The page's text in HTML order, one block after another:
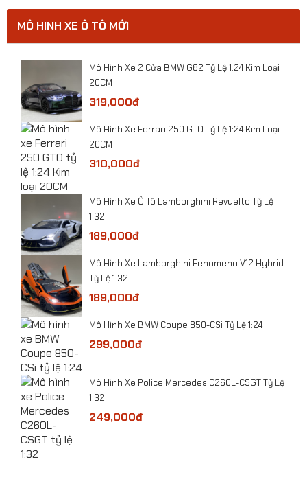
Mô hình xe Bugatti Altlantic Concept tỷ lệ 1:32
Mô hình xe Bugatti Altlantic Concept tỷ lệ 1:32
MÔ HINH XE Ô TÔ MỚI
​Mô Hình Xe 2 Cửa BMW G82 Tỷ Lệ 1:24 Kim Loại
20CM
319,000đ
​Mô Hình Xe Ferrari 250 GTO Tỷ Lệ 1:24 Kim Loại
20CM
310,000đ
​Mô Hình Xe Ô Tô Lamborghini Revuelto Tỷ Lệ
1:32
189,000đ
Mô Hình Xe Lamborghini Fenomeno V12 Hybrid
Tỷ Lệ 1:32
189,000đ
Mô Hình Xe BMW Coupe 850-CSi Tỷ Lệ 1:24
299,000đ
​Mô Hình Xe Police Mercedes C260L-CSGT Tỷ Lệ
1:32
249,000đ